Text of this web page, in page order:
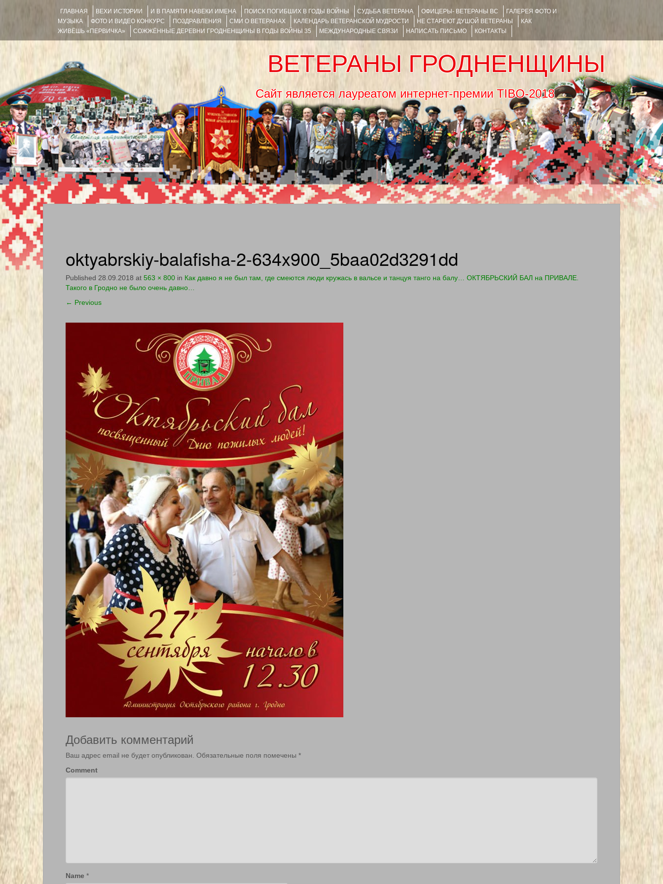
ГЛАВНАЯ ВЕХИ ИСТОРИИ И В ПАМЯТИ НАВЕКИ ИМЕНА ПОИСК ПОГИБШИХ В ГОДЫ ВОЙНЫ СУДЬБА ВЕТЕРАНА ОФИЦЕРЫ- ВЕТЕРАНЫ ВС
ГАЛЕРЕЯ ФОТО И
МУЗЫКА
ФОТО И ВИДЕО КОНКУРС ПОЗДРАВЛЕНИЯ СМИ О ВЕТЕРАНАХ КАЛЕНДАРЬ ВЕТЕРАНСКОЙ МУДРОСТИ НЕ СТАРЕЮТ ДУШОЙ ВЕТЕРАНЫ
КАК
ЖИВЁШЬ «ПЕРВИЧКА»
СОЖЖЁННЫЕ ДЕРЕВНИ ГРОДНЕНЩИНЫ В ГОДЫ ВОЙНЫ 35 МЕЖДУНАРОДНЫЕ СВЯЗИ НАПИСАТЬ ПИСЬМО КОНТАКТЫ
ВЕТЕРАНЫ ГРОДНЕНЩИНЫ
Сайт является лауреатом интернет-премии TIBO-2018
Menu
SKIP TO CONTENT
oktyabrskiy-balafisha-2-634x900_5baa02d3291dd
Published 28.09.2018 at 563 × 800 in Как давно я не был там, где смеются люди кружась в вальсе и танцуя танго на балу… ОКТЯБРЬСКИЙ БАЛ на ПРИВАЛЕ.
Такого в Гродно не было очень давно…
← Previous
Добавить комментарий
Ваш адрес email не будет опубликован. Обязательные поля помечены *
Comment
Name *